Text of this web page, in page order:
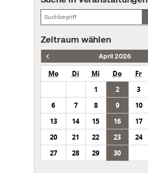
Zeitraum wählen
April 2026
Mo Di Mi Do Fr
1
2 3
6
7 8 9 10
13
14 15 16 17
20
21 22 23 24
27
28 29 30